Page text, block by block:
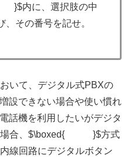
内に、選択肢の中
その番号を記せ。
いて、デジタル式PBXの
設できない場合や使い慣れ
話機を利用したいがデジタ
場合、$\boxed{ }$方式
線回路にデジタルボタン